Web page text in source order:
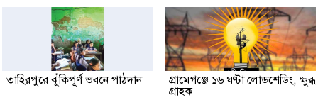
তাহিরপুরে ঝুঁকিপূর্ণ ভবনে পাঠদান
গ্রামেগঞ্জে ১৬ ঘণ্টা লোডশেডিং, ক্ষুব্ধ
গ্রাহক